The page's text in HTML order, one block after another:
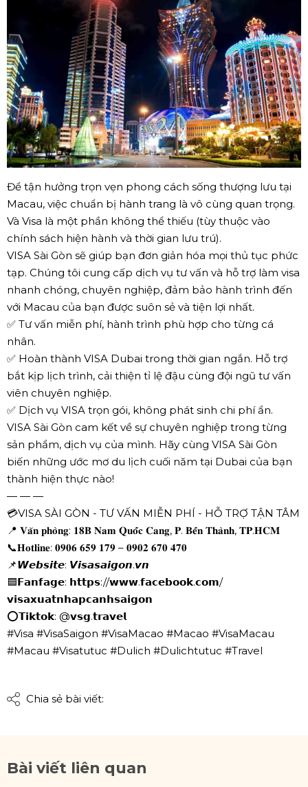
Để tận hưởng trọn vẹn phong cách sống thượng lưu tại
Macau, việc chuẩn bị hành trang là vô cùng quan trọng.
Và Visa là một phần không thể thiếu (tùy thuộc vào
chính sách hiện hành và thời gian lưu trú).
VISA Sài Gòn sẽ giúp bạn đơn giản hóa mọi thủ tục phức
tạp. Chúng tôi cung cấp dịch vụ tư vấn và hỗ trợ làm visa
nhanh chóng, chuyên nghiệp, đảm bảo hành trình đến
với Macau của bạn được suôn sẻ và tiện lợi nhất.
✅ Tư vấn miễn phí, hành trình phù hợp cho từng cá
nhân.
✅ Hoàn thành VISA Dubai trong thời gian ngắn. Hỗ trợ
bắt kịp lịch trình, cải thiện tỉ lệ đậu cùng đội ngũ tư vấn
viên chuyên nghiệp.
✅ Dịch vụ VISA trọn gói, không phát sinh chi phí ẩn.
VISA Sài Gòn cam kết về sự chuyên nghiệp trong từng
sản phẩm, dịch vụ của mình. Hãy cùng VISA Sài Gòn
biến những ước mơ du lịch cuối năm tại Dubai của bạn
thành hiện thực nào!
— — —
💳VISA SÀI GÒN - TƯ VẤN MIỄN PHÍ - HỖ TRỢ TẬN TÂM
📍 𝐕𝐚̆𝐧 𝐩𝐡𝐨̀𝐧𝐠: 𝟏𝟖𝐁 𝐍𝐚𝐦 𝐐𝐮𝐨̂́𝐜 𝐂𝐚𝐧𝐠, 𝐏. 𝐁𝐞̂́𝐧 𝐓𝐡𝐚̀𝐧𝐡, 𝐓𝐏.𝐇𝐂𝐌
📞𝐇𝐨𝐭𝐥𝐢𝐧𝐞: 𝟎𝟗𝟎𝟔 𝟔𝟓𝟗 𝟏𝟕𝟗 – 𝟎𝟗𝟎𝟐 𝟔𝟕𝟎 𝟒𝟕𝟎
📌𝙒𝙚𝙗𝙨𝙞𝙩𝙚: 𝙑𝙞𝙨𝙖𝙨𝙖𝙞𝙜𝙤𝙣.𝙫𝙣
🟦𝗙𝗮𝗻𝗳𝗮𝗴𝗲: 𝗵𝘁𝘁𝗽𝘀://𝘄𝘄𝘄.𝗳𝗮𝗰𝗲𝗯𝗼𝗼𝗸.𝗰𝗼𝗺/
𝘃𝗶𝘀𝗮𝘅𝘂𝗮𝘁𝗻𝗵𝗮𝗽𝗰𝗮𝗻𝗵𝘀𝗮𝗶𝗴𝗼𝗻
⭕𝗧𝗶𝗸𝘁𝗼𝗸: @𝘃𝘀𝗴.𝘁𝗿𝗮𝘃𝗲𝗹
#Visa #VisaSaigon #VisaMacao #Macao #VisaMacau
#Macau #Visatutuc #Dulich #Dulichtutuc #Travel
Chia sẻ bài viết:
Bài viết liên quan